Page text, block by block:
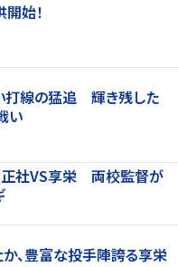
始！
打線の猛追 輝き残した
い
正社VS享栄 両校監督が
、豊富な投手陣誇る享栄